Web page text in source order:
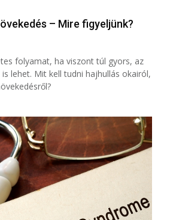
– Mire figyeljünk?
folyamat, ha viszont túl gyors, az
lehet. Mit kell tudni hajhullás okairól,